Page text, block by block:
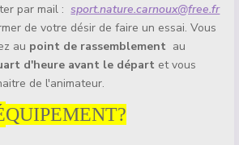
par mail :sport.nature.carnoux@free.fr
de votre désir de faire un essai. Vous
au point de rassemblement au
d'heure avant le départ et vous
de l'animateur.
QUIPEMENT?